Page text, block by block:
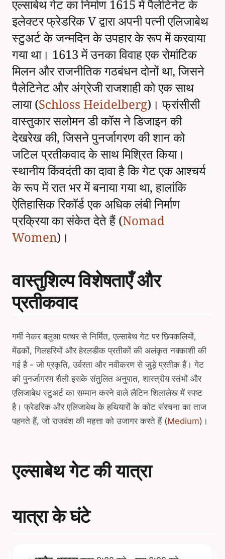
एल्साबेथ गेट का निर्माण 1615 में पैलेटिनेट के
इलेक्टर फ्रेडरिक V द्वारा अपनी पत्नी एलिजाबेथ
स्टुअर्ट के जन्मदिन के उपहार के रूप में करवाया
गया था। 1613 में उनका विवाह एक रोमांटिक
मिलन और राजनीतिक गठबंधन दोनों था, जिसने
पैलेटिनेट और अंग्रेजी राजशाही को एक साथ
लाया (Schloss Heidelberg)। फ्रांसीसी
वास्तुकार सलोमन डी कॉस ने डिजाइन की
देखरेख की, जिसने पुनर्जागरण की शान को
जटिल प्रतीकवाद के साथ मिश्रित किया।
स्थानीय किंवदंती का दावा है कि गेट एक आश्चर्य
के रूप में रात भर में बनाया गया था, हालांकि
ऐतिहासिक रिकॉर्ड एक अधिक लंबी निर्माण
प्रक्रिया का संकेत देते हैं (Nomad
Women)।
वास्तुशिल्प विशेषताएँ और
प्रतीकवाद
गर्मी नेकर बलुआ पत्थर से निर्मित, एल्साबेथ गेट पर छिपकलियों,
मेंढकों, गिलहरियों और हेरलडीक प्रतीकों की अलंकृत नक्काशी की
गई है - जो प्रकृति, उर्वरता और नवीकरण से जुड़े प्रतीक हैं। गेट
की पुनर्जागरण शैली इसके संतुलित अनुपात, शास्त्रीय स्तंभों और
एलिजाबेथ स्टुअर्ट का सम्मान करने वाले लैटिन शिलालेख में स्पष्ट
है। फ्रेडरिक और एलिजाबेथ के हथियारों के कोट संरचना का ताज
पहनते हैं, जो राजवंश की महत्ता को उजागर करते हैं (Medium)।
एल्साबेथ गेट की यात्रा
यात्रा के घंटे